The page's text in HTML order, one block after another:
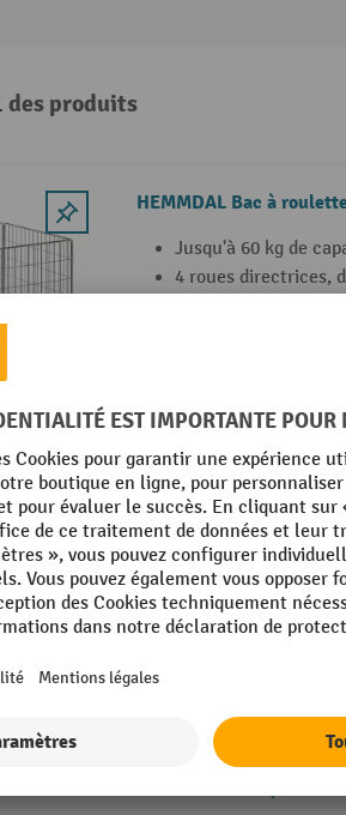
des produits
HEMMDAL Bac à
Jusqu'à 60 kg de
4 roues directrices,